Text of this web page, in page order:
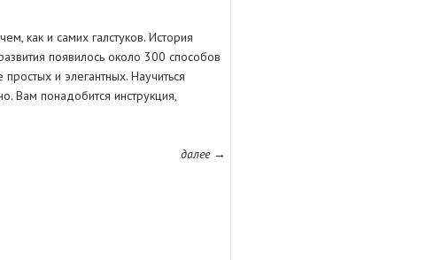
как и самих галстуков. История
появилось около 300 способов
и элегантных. Научиться
Вам понадобится инструкция,
далее →